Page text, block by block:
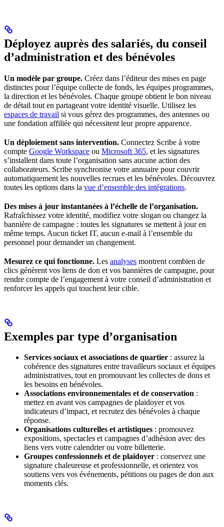
Déployez auprès des salariés, du conseil
d’administration et des bénévoles
Un modèle par groupe. Créez dans l’éditeur des mises en page
distinctes pour l’équipe collecte de fonds, les équipes programmes,
la direction et les bénévoles. Chaque groupe obtient le bon niveau
de détail tout en partageant votre identité visuelle. Utilisez les
espaces de travail si vous gérez des programmes, des antennes ou
une fondation affiliée qui nécessitent leur propre apparence.
Un déploiement sans intervention. Connectez Scribe à votre
compte Google Workspace ou Microsoft 365, et les signatures
s’installent dans toute l’organisation sans aucune action des
collaborateurs. Scribe synchronise votre annuaire pour couvrir
automatiquement les nouvelles recrues et les bénévoles. Découvrez
toutes les options dans la vue d’ensemble des intégrations.
Des mises à jour instantanées à l’échelle de l’organisation.
Rafraîchissez votre identité, modifiez votre slogan ou changez la
bannière de campagne : toutes les signatures se mettent à jour en
même temps. Aucun ticket IT, aucun e-mail à l’ensemble du
personnel pour demander un changement.
Mesurez ce qui fonctionne. Les analyses montrent combien de
clics génèrent vos liens de don et vos bannières de campagne, pour
rendre compte de l’engagement à votre conseil d’administration et
renforcer les appels qui touchent leur cible.
Exemples par type d’organisation
Services sociaux et associations de quartier : assurez la
cohérence des signatures entre travailleurs sociaux et équipes
administratives, tout en promouvant les collectes de dons et
les besoins en bénévoles.
Associations environnementales et de conservation :
mettez en avant vos campagnes de plaidoyer et vos
indicateurs d’impact, et recrutez des bénévoles à chaque
réponse.
Organisations culturelles et artistiques : promouvez
expositions, spectacles et campagnes d’adhésion avec des
liens vers votre calendrier ou votre billetterie.
Groupes confessionnels et de plaidoyer : conservez une
signature chaleureuse et professionnelle, et orientez vos
soutiens vers vos événements, pétitions ou pages de don aux
moments clés.